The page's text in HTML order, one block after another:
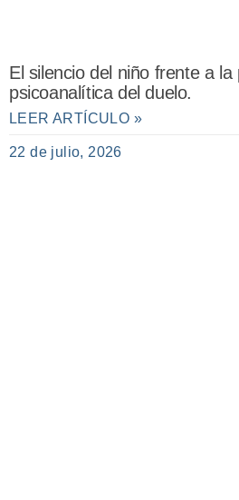
El silencio del niño frente a
psicoanalítica del duelo.
LEER ARTÍCULO »
22 de julio, 2026